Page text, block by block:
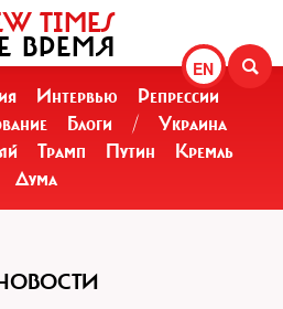
EN
TIMES
ВРЕМЯ
Интервью
Репрессии
Блоги /
Украина
Трамп Путин
Кремль
Дума